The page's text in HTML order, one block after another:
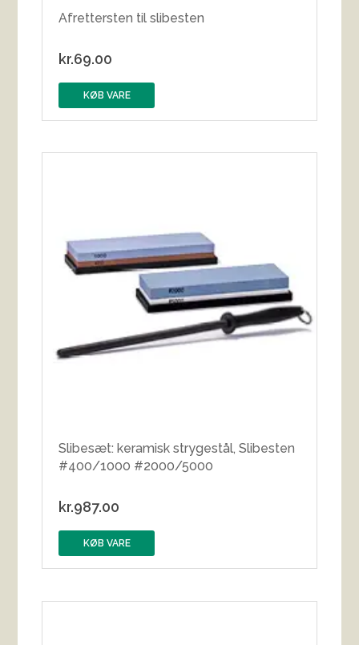
Afrettersten til slibesten
kr.69.00
KØB VARE
Slibesæt: keramisk strygestål, Slibesten
#400/1000 #2000/5000
kr.987.00
KØB VARE